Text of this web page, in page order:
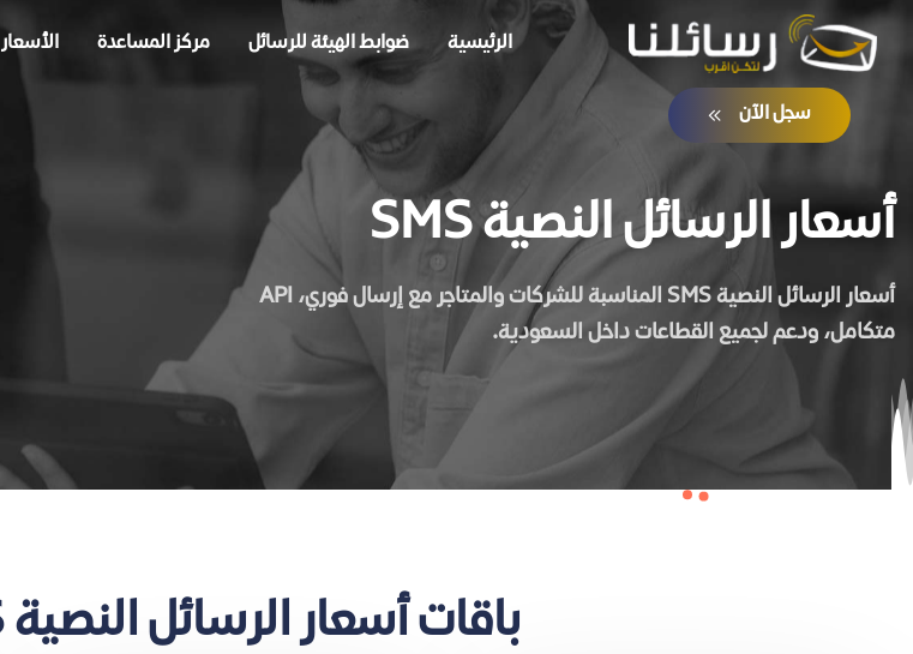
الرئيسية ضوابط الهيئة للرسائل مركز المساعدة الأسعار
سجل الآن
أسعار الرسائل النصية SMS
أسعار الرسائل النصية SMS المناسبة للشركات والمتاجر مع إرسال فوري، API
متكامل، ودعم لجميع القطاعات داخل السعودية.
باقات أسعار الرسائل النصية SMS